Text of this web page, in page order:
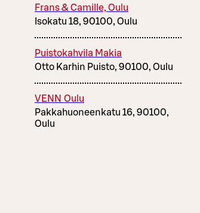
Frans & Camille, Oulu
Isokatu 18, 90100, Oulu
Puistokahvila Makia
Otto Karhin Puisto, 90100, Oulu
VENN Oulu
Pakkahuoneenkatu 16, 90100,
Oulu